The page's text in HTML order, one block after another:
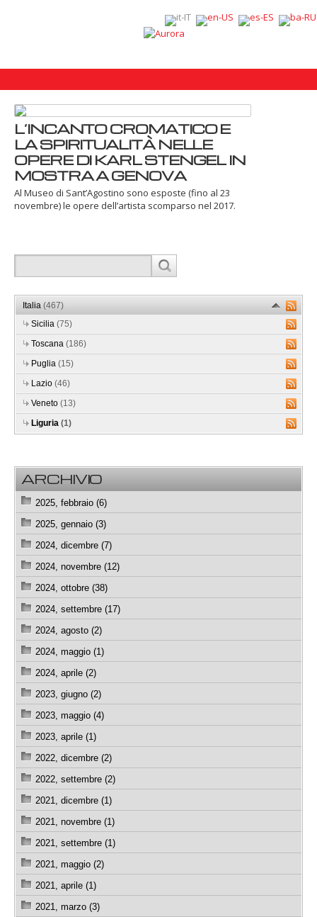
L’INCANTO CROMATICO E
LA SPIRITUALITÀ NELLE
OPERE DI KARL STENGEL IN
MOSTRA A GENOVA
Al Museo di Sant’Agostino sono esposte (fino al 23
novembre) le opere dell’artista scomparso nel 2017.
Italia (467)
Sicilia (75)
Toscana (186)
Puglia (15)
Lazio (46)
Veneto (13)
Liguria (1)
ARCHIVIO
2025, febbraio (6)
2025, gennaio (3)
2024, dicembre (7)
2024, novembre (12)
2024, ottobre (38)
2024, settembre (17)
2024, agosto (2)
2024, maggio (1)
2024, aprile (2)
2023, giugno (2)
2023, maggio (4)
2023, aprile (1)
2022, dicembre (2)
2022, settembre (2)
2021, dicembre (1)
2021, novembre (1)
2021, settembre (1)
2021, maggio (2)
2021, aprile (1)
2021, marzo (3)